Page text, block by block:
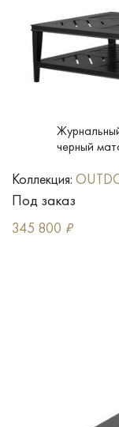
черный
Коллекция:
Под заказ
345 800 ₽